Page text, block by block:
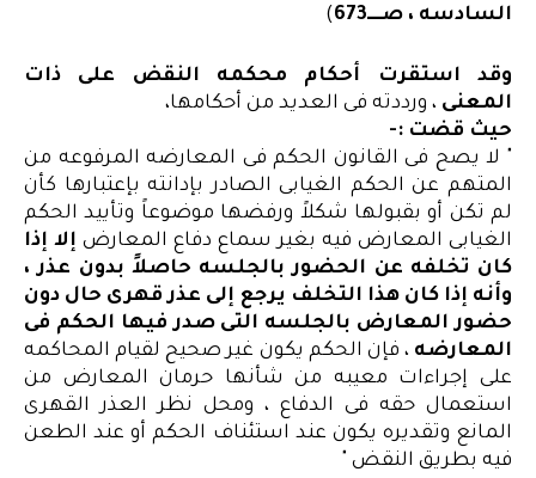
السادسه ، صــــ673
)
وقد استقرت أحكام محكمه النقض على ذات
المعنى ، ورددته فى العديد من أحكامها،
حيث قضت :-
" لا يصح فى القانون الحكم فى المعارضه المرفوعه من
المتهم عن الحكم الغيابى الصادر بإدانته بإعتبارها كأن
لم تكن أو بقبولها شكلاً ورفضها موضوعاً وتأييد الحكم
الغيابى المعارض فيه بغير سماع دفاع المعارض إلا إذا
كان تخلفه عن الحضور بالجلسه حاصلاً بدون عذر ،
وأنه إذا كان هذا التخلف يرجع إلى عذر قهرى حال دون
حضور المعارض بالجلسه التى صدر فيها الحكم فى
المعارضه ، فإن الحكم يكون غير صحيح لقيام المحاكمه
على إجراءات معيبه من شأنها حرمان المعارض من
استعمال حقه فى الدفاع ، ومحل نظر العذر القهرى
المانع وتقديره يكون عند استئناف الحكم أو عند الطعن
فيه بطريق النقض "